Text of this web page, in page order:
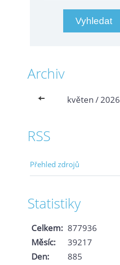
Archiv
<< květen / 2026
RSS
Přehled zdrojů
Statistiky
Celkem: 877936
Měsíc:
39217
Den:
885